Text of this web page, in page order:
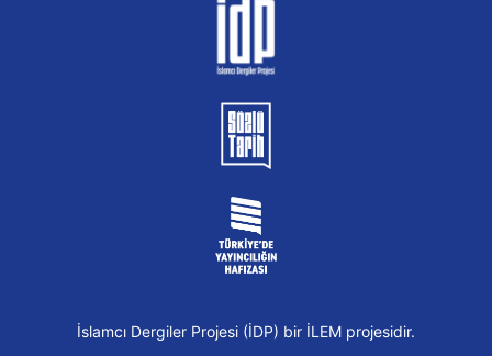
İslamcı Dergiler Projesi (İDP) bir İLEM projesidir.